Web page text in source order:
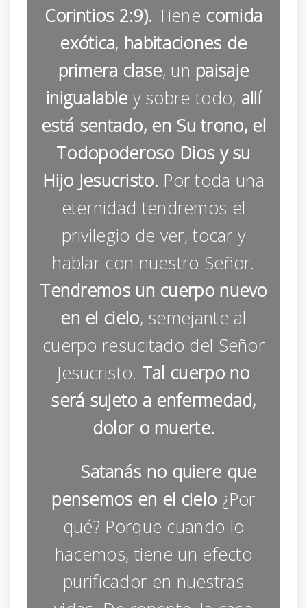
Corintios 2:9). Tiene comida
exótica, habitaciones de
primera clase, un paisaje
inigualable y sobre todo, allí
está sentado, en Su trono, el
Todopoderoso Dios y su
Hijo Jesucristo. Por toda una
eternidad tendremos el
privilegio de ver, tocar y
hablar con nuestro Señor.
Tendremos un cuerpo nuevo
en el cielo, semejante al
cuerpo resucitado del Señor
Jesucristo. Tal cuerpo no
será sujeto a enfermedad,
dolor o muerte.
Satanás no quiere que
pensemos en el cielo ¿Por
qué? Porque cuando lo
hacemos, tiene un efecto
purificador en nuestras